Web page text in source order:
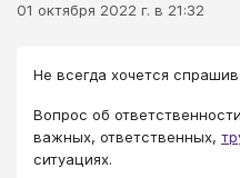
01 октября 2022 г. в 21:32
Не всегда хочется
Вопрос об
важных, ответственных,
ситуациях.